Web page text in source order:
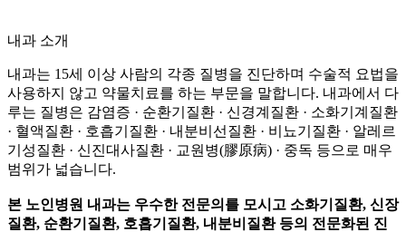
내과 소개
내과는 15세 이상 사람의 각종 질병을 진단하며 수술적 요법을
사용하지 않고 약물치료를 하는 부문을 말합니다. 내과에서 다
루는 질병은 감염증 · 순환기질환 · 신경계질환 · 소화기계질환
· 혈액질환 · 호흡기질환 · 내분비선질환 · 비뇨기질환 · 알레르
기성질환 · 신진대사질환 · 교원병(膠原病) · 중독 등으로 매우
범위가 넓습니다.
본 노인병원 내과는 우수한 전문의를 모시고 소화기질환, 신장
질환, 순환기질환, 호흡기질환, 내분비질환 등의 전문화된 진